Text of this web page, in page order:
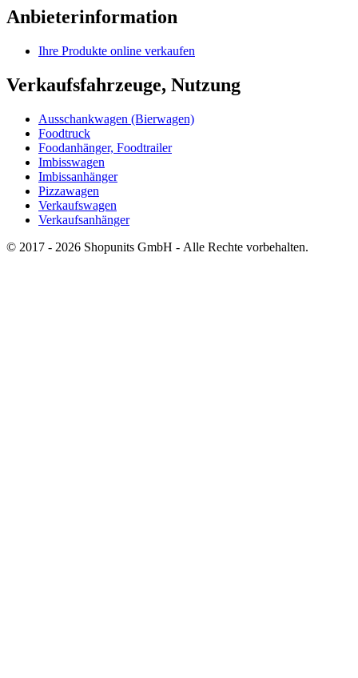
Anbieterinformation
Ihre Produkte online verkaufen
Verkaufsfahrzeuge, Nutzung
Ausschankwagen (Bierwagen)
Foodtruck
Foodanhänger, Foodtrailer
Imbisswagen
Imbissanhänger
Pizzawagen
Verkaufswagen
Verkaufsanhänger
© 2017 - 2026 Shopunits GmbH - Alle Rechte vorbehalten.